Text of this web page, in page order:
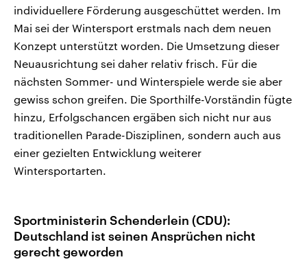
individuellere Förderung ausgeschüttet werden. Im
Mai sei der Wintersport erstmals nach dem neuen
Konzept unterstützt worden. Die Umsetzung dieser
Neuausrichtung sei daher relativ frisch. Für die
nächsten Sommer- und Winterspiele werde sie aber
gewiss schon greifen. Die Sporthilfe-Vorständin fügte
hinzu, Erfolgschancen ergäben sich nicht nur aus
traditionellen Parade-Disziplinen, sondern auch aus
einer gezielten Entwicklung weiterer
Wintersportarten.
Sportministerin Schenderlein (CDU):
Deutschland ist seinen Ansprüchen nicht
gerecht geworden